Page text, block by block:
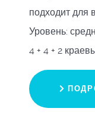
подходит для
Уровень:
4 + 4 + 2